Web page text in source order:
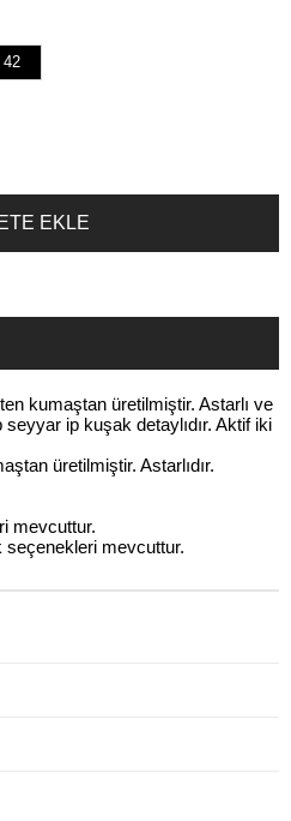
42
kumaştan üretilmiştir. Astarlı ve
seyyar ip kuşak detaylıdır. Aktif iki
üretilmiştir. Astarlıdır.
mevcuttur.
mevcuttur.